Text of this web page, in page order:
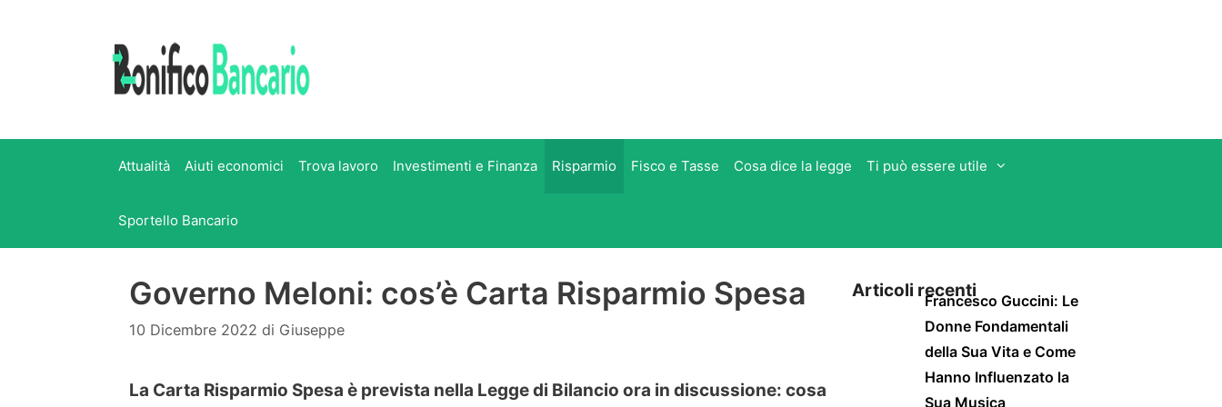
Attualità Aiuti economici Trova lavoro Investimenti e Finanza Risparmio Fisco e Tasse Cosa dice la legge Ti può essere utile
Sportello Bancario
Governo Meloni: cos’è Carta Risparmio Spesa
10 Dicembre 2022 di Giuseppe
La Carta Risparmio Spesa è prevista nella Legge di Bilancio ora in discussione: cosa
Articoli recentiFrancesco Guccini: Le
Donne Fondamentali
della Sua Vita e Come
Hanno Influenzato la
Sua Musica